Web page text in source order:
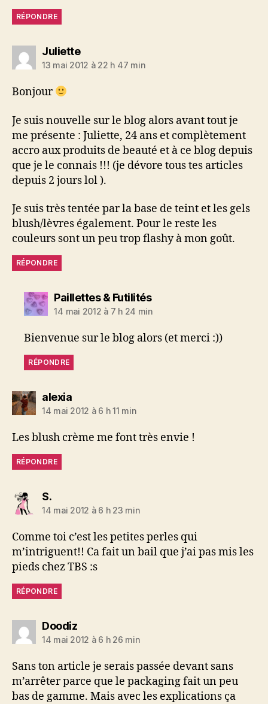
RÉPONDRE
Juliettedit :
13 mai 2012 à 22 h 47 min
Bonjour
Je suis nouvelle sur le blog alors avant tout je
me présente : Juliette, 24 ans et complètement
accro aux produits de beauté et à ce blog depuis
que je le connais !!! (je dévore tous tes articles
depuis 2 jours lol ).
Je suis très tentée par la base de teint et les gels
blush/lèvres également. Pour le reste les
couleurs sont un peu trop flashy à mon goût.
RÉPONDRE
Paillettes & Futilitésdit :
14 mai 2012 à 7 h 24 min
Bienvenue sur le blog alors (et merci :))
RÉPONDRE
alexiadit :
14 mai 2012 à 6 h 11 min
Les blush crème me font très envie !
RÉPONDRE
S.dit :
14 mai 2012 à 6 h 23 min
Comme toi c’est les petites perles qui
m’intriguent!! Ca fait un bail que j’ai pas mis les
pieds chez TBS :s
RÉPONDRE
Doodizdit :
14 mai 2012 à 6 h 26 min
Sans ton article je serais passée devant sans
m’arrêter parce que le packaging fait un peu
bas de gamme. Mais avec les explications ça